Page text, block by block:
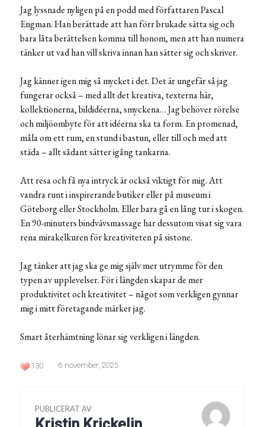
Jag lyssnade nyligen på en podd med författaren Pascal
Engman. Han berättade att han förr brukade sätta sig och
bara låta berättelsen komma till honom, men att han numera
tänker ut vad han vill skriva innan han sätter sig och skriver.
Jag känner igen mig så mycket i det. Det är ungefär så jag
fungerar också – med allt det kreativa, texterna här,
kollektionerna, bildidéerna, smyckena… Jag behöver rörelse
och miljöombyte för att idéerna ska ta form. En promenad,
måla om ett rum, en stund i bastun, eller till och med att
städa – allt sådant sätter igång tankarna.
Att resa och få nya intryck är också viktigt för mig. Att
vandra runt i inspirerande butiker eller på museum i
Göteborg eller Stockholm. Eller bara gå en lång tur i skogen.
En 90-minuters bindvävsmassage har dessutom visat sig vara
rena mirakelkuren för kreativiteten på sistone.
Jag tänker att jag ska ge mig själv mer utrymme för den
typen av upplevelser. För i längden skapar de mer
produktivitet och kreativitet – något som verkligen gynnar
mig i mitt företagande märker jag.
Smart återhämtning lönar sig verkligen i längden.
130 6 november, 2025
PUBLICERAT AV